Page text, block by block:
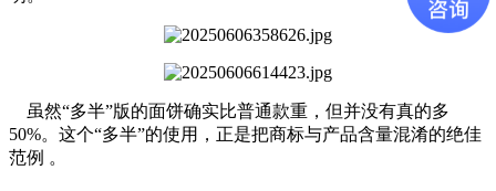
虽然“多半”版的面饼确实比普通款重，但并没有真的多
50%。这个“多半”的使用，正是把商标与产品含量混淆的绝佳
范例 。